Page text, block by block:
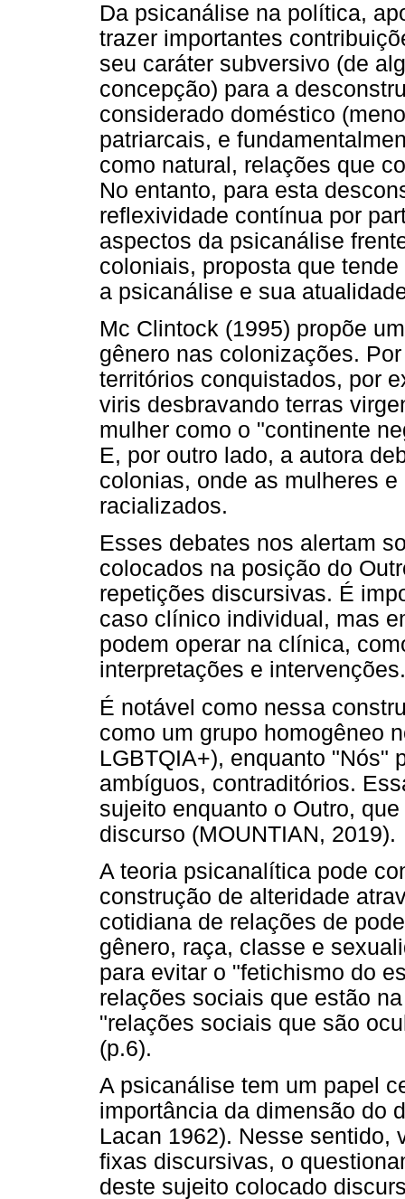
Da psicanálise na política,
trazer importantes
seu caráter subversivo (de
concepção) para a
considerado doméstico
patriarcais, e
como natural, relações que
No entanto, para esta
reflexividade contínua por
aspectos da psicanálise
coloniais, proposta que
a psicanálise e sua
Mc Clintock (1995) propõe
gênero nas colonizações.
territórios conquistados, por
viris desbravando terras
mulher como o "continente
E, por outro lado, a autora
colonias, onde as mulheres
racializados.
Esses debates nos alertam
colocados na posição do
repetições discursivas. É
caso clínico individual, mas
podem operar na clínica,
interpretações e intervenções.
É notável como nessa
como um grupo homogêneo
LGBTQIA+), enquanto "Nós"
ambíguos, contraditórios.
sujeito enquanto o Outro,
discurso (MOUNTIAN, 2019).
A teoria psicanalítica pode
construção de alteridade
cotidiana de relações de
gênero, raça, classe e
para evitar o "fetichismo do
relações sociais que estão
"relações sociais que são
(p.6).
A psicanálise tem um papel
importância da dimensão do
Lacan 1962). Nesse sentido,
fixas discursivas, o
deste sujeito colocado